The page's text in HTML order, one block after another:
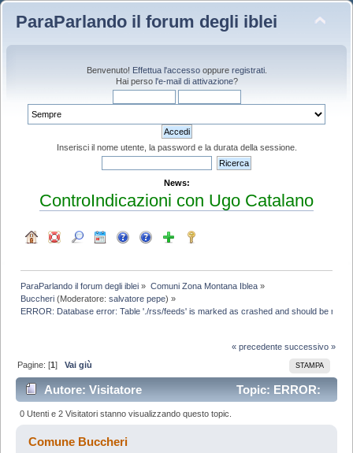
ParaParlando il forum degli iblei
Benvenuto! Effettua l'accessooppure registrati.
Hai perso l'e-mail di attivazione?
Inserisci il nome utente, la password e la durata della sessione.
News:
ControIndicazioni con Ugo Catalano
ParaParlando il forum degli iblei » Comuni Zona Montana Iblea»
Buccheri (Moderatore:salvatore pepe) »
ERROR: Database error: Table './rss/feeds' is marked as crashed and should be
« precedente successivo »
STAMPA
Pagine: [1]Vai giù
Autore: Visitatore
Topic: ERROR:
Database error: Table './rss/feeds' is marked as crashed
and should be repaired at /var/www/html/feed.pl line
0 Utenti e 2 Visitatori stanno visualizzando questo topic.
Comune Buccheri